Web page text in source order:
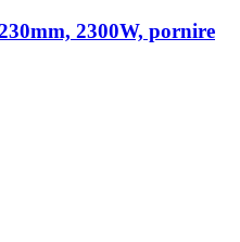
2300W, pornire